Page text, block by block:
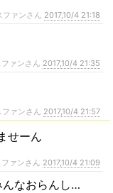
ァンさん 2017,10/4 21:18
ァンさん 2017,10/4 21:35
ァンさん 2017,10/4 21:57
せーん
ァンさん 2017,10/4 21:09
なおらんし…